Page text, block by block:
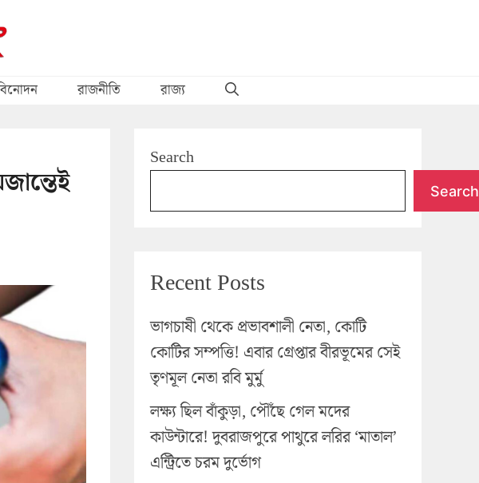
রাজনীতি রাজ্য
Search
Search
Recent Posts
ভাগচাষী থেকে প্রভাবশালী নেতা, কোটি
কোটির সম্পত্তি! এবার গ্রেপ্তার বীরভূমের সেই
তৃণমূল নেতা রবি মুর্মু
লক্ষ্য ছিল বাঁকুড়া, পৌঁছে গেল মদের
কাউন্টারে! দুবরাজপুরে পাথুরে লরির ‘মাতাল’
এন্ট্রিতে চরম দুর্ভোগ